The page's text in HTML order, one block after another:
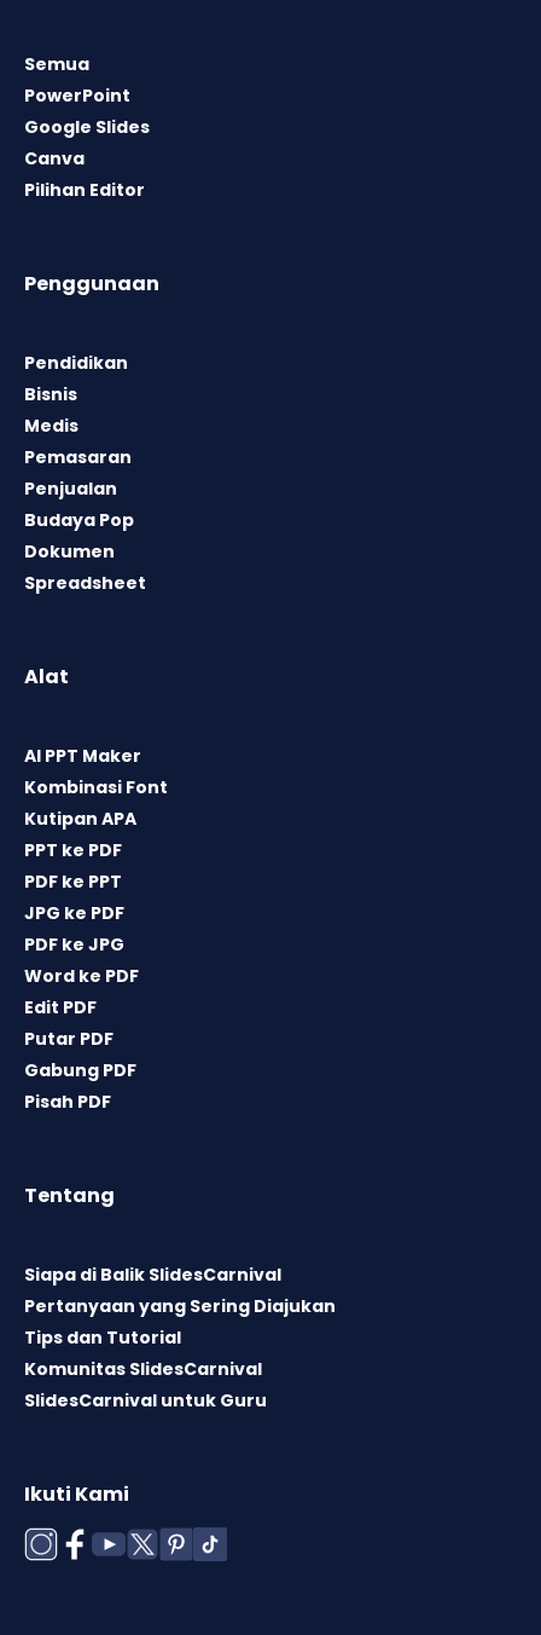
Semua
PowerPoint
Google Slides
Canva
Pilihan Editor
Penggunaan
Pendidikan
Bisnis
Medis
Pemasaran
Penjualan
Budaya Pop
Dokumen
Spreadsheet
Alat
AI PPT Maker
Kombinasi Font
Kutipan APA
PPT ke PDF
PDF ke PPT
JPG ke PDF
PDF ke JPG
Word ke PDF
Edit PDF
Putar PDF
Gabung PDF
Pisah PDF
Tentang
Siapa di Balik SlidesCarnival
Pertanyaan yang Sering Diajukan
Tips dan Tutorial
Komunitas SlidesCarnival
SlidesCarnival untuk Guru
Ikuti Kami